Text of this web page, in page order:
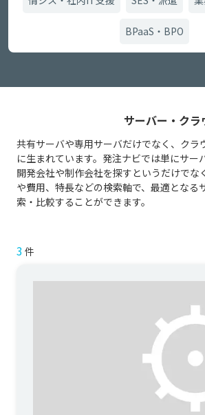
BPaaS・BPO
サーバー・ク
共有サーバや専用サーバだけでなく、ク
に生まれています。発注ナビでは単にサ
開発会社や制作会社を探すというだけで
や費用、特長などの検索軸で、最適とな
索・比較することができます。
3 件